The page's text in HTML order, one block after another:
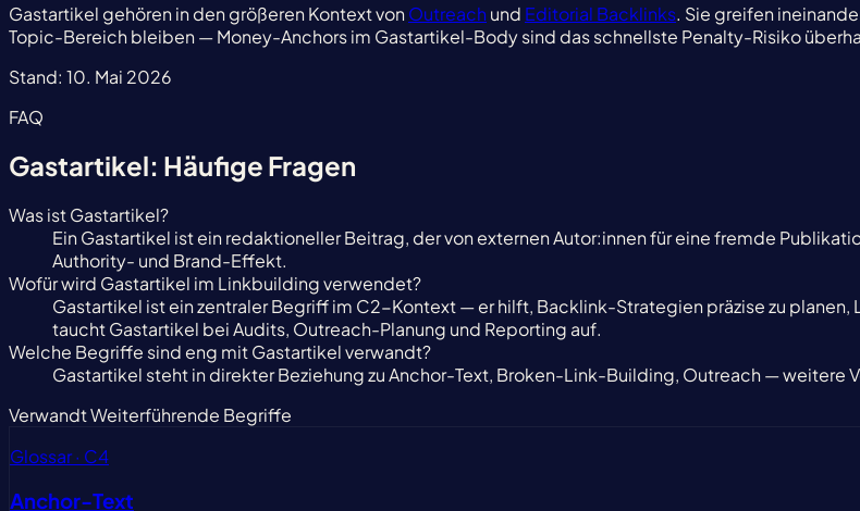
Gastartikel gehören in den größeren Kontext vonOutreach und Editorial Backlinks. Sie greifen
Topic-Bereich bleiben — Money-Anchors im Gastartikel-Body sind das schnellste Penalty-Risiko
Stand: 10. Mai 2026
FAQ
Gastartikel: Häufige Fragen
Was ist Gastartikel?
Ein Gastartikel ist ein redaktioneller Beitrag, der von externen Autor:innen für eine fremde
Authority- und Brand-Effekt.
Wofür wird Gastartikel im Linkbuilding verwendet?
Gastartikel ist ein zentraler Begriff im C2-Kontext — er hilft, Backlink-Strategien präzise zu planen,
taucht Gastartikel bei Audits, Outreach-Planung und Reporting auf.
Welche Begriffe sind eng mit Gastartikel verwandt?
Gastartikel steht in direkter Beziehung zu Anchor-Text, Broken-Link-Building, Outreach — weitere
VerwandtWeiterführende Begriffe
Glossar · C4
Anchor-Text